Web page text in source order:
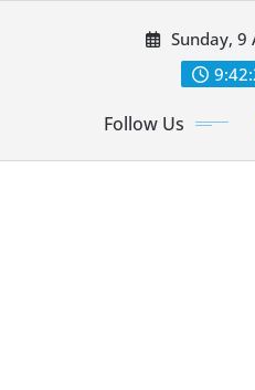
Sunday, 9
Follow Us